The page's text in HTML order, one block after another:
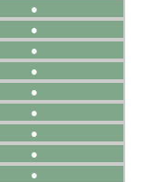
●
●
●
●
●
●
●
●
●